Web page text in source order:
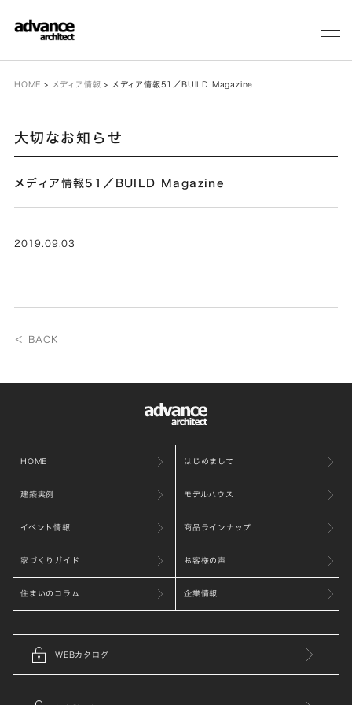
メ
HOME > メディア情報 > メディア情報51／BUILD Magazine
大切なお知らせ
メディア情報51／BUILD Magazine
2019.09.03
＜ BACK
HOME はじめまして
建築実例 モデルハウス
イベント情報 商品ラインナップ
家づくりガイド お客様の声
住まいのコラム 企業情報
WEBカタログ